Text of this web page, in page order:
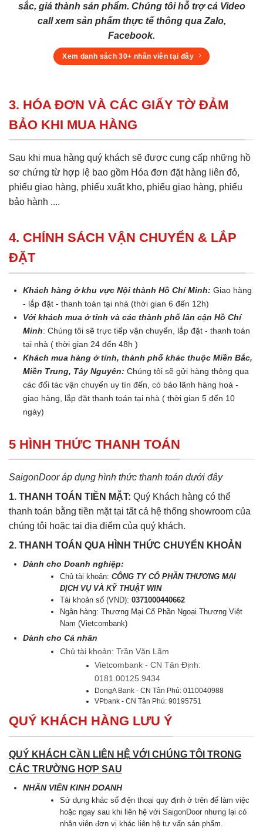
sắc, giá thành sản phẩm. Chúng tôi hỗ trợ cả Video
call xem sản phẩm thực tế thông qua Zalo,
Facebook.
Xem danh sách 30+ nhân viên tại đây
3. HÓA ĐƠN VÀ CÁC GIẤY TỜ ĐẢM
BẢO KHI MUA HÀNG
Sau khi mua hàng quý khách sẽ được cung cấp những hồ
sơ chứng từ hợp lệ bao gồm Hóa đơn đặt hàng liên đỏ,
phiếu giao hàng, phiếu xuất kho, phiếu giao hàng, phiếu
bảo hành ....
4. CHÍNH SÁCH VẬN CHUYỂN & LẮP
ĐẶT
Khách hàng ở khu vực Nội thành Hồ Chí Minh: Giao hàng
- lắp đặt - thanh toán tại nhà (thời gian 6 đến 12h)
Với khách mua ở tỉnh và các thành phố lân cận Hồ Chí
Minh: Chúng tôi sẽ trực tiếp vận chuyển, lắp đặt - thanh toán
tại nhà ( thời gian 24 đến 48h )
Khách mua hàng ở tỉnh, thành phố khác thuộc Miền Bắc,
Miền Trung, Tây Nguyên: Chúng tôi sẽ gửi hàng thông qua
các đối tác vận chuyển uy tín đến, có bảo lãnh hàng hoá -
giao hàng, lắp đặt thanh toán tại nhà ( thời gian 5 đến 10
ngày)
5 HÌNH THỨC THANH TOÁN
SaigonDoor áp dụng hình thức thanh toán dưới đây
1. THANH TOÁN TIỀN MẶT: Quý Khách hàng có thể
thanh toán bằng tiền mặt tại tất cả hệ thống showroom của
chúng tôi hoặc tại địa điểm của quý khách.
2. THANH TOÁN QUA HÌNH THỨC CHUYỂN KHOẢN
Dành cho Doanh nghiệp:
Chủ tài khoản:CÔNG TY CỔ PHẦN THƯƠNG MẠI
DỊCH VỤ VÀ KỸ THUẬT WIN
Tài khoản số (VND):0371000440662
Ngân hàng: Thương Mại Cổ Phần Ngoại Thương Việt
Nam (Vietcombank)
Dành cho Cá nhân
Chủ tài khoản: Trần Văn Lãm
Vietcombank - CN Tân Định:
0181.00125.9434
DongA Bank - CN Tân Phú: 0110040988
VPbank - CN Tân Phú: 90195751
QUÝ KHÁCH HÀNG LƯU Ý
QUÝ KHÁCH CẦN LIÊN HỆ VỚI CHÚNG TÔI TRONG
CÁC TRƯỜNG HỢP SAU
NHÂN VIÊN KINH DOANH
Sử dụng khác số điện thoại quy định ở trên để làm việc
hoặc ngay sau khi liên hệ với SaigonDoor nhưng lại có
nhân viên đơn vị khác liên hệ tư vấn sản phẩm.